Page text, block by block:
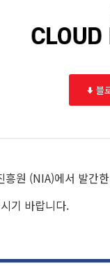
블
흥원 (NIA)에서 발간
기 바랍니다.